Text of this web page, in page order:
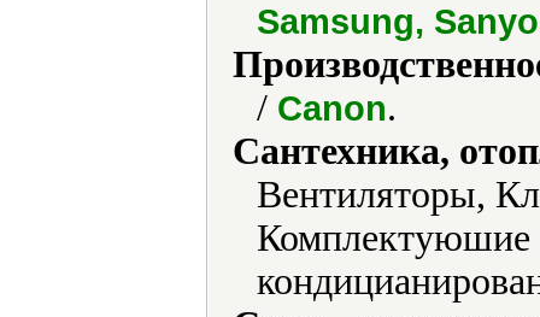
Samsung,
/ Canon.
Сантехника,
Вентиляторы,
Комплектуюшие